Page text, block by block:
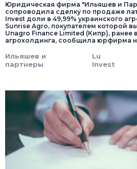
Юридическая фирма "Ильяшев и
сопроводила сделку по продаже
Invest доли в 49,99% украинского
Sunrise Agro, покупателем которой
Unagro Finance Limited (Кипр), ранее
агрохолдинга, сообщила юрфирма
Ильяшев и
партнеры
Lu
Invest